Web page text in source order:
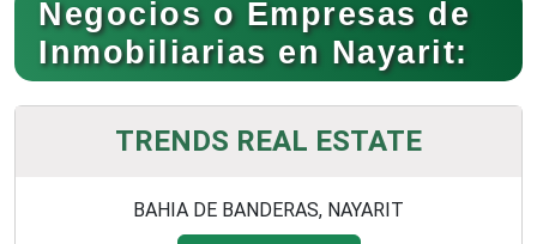
Negocios o Empresas de
Inmobiliarias en Nayarit:
TRENDS REAL ESTATE
BAHIA DE BANDERAS, NAYARIT